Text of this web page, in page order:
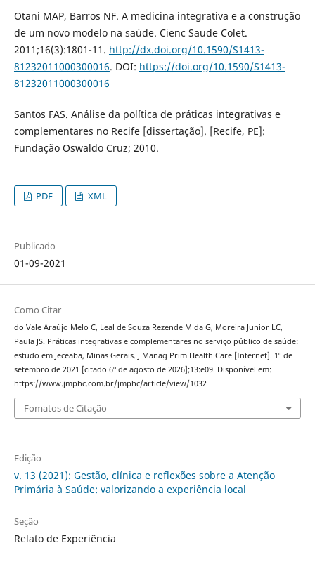
Otani MAP, Barros NF. A medicina integrativa e a construção
de um novo modelo na saúde. Cienc Saude Colet.
2011;16(3):1801-11. http://dx.doi.org/10.1590/S1413-
81232011000300016. DOI: https://doi.org/10.1590/S1413-
81232011000300016
Santos FAS. Análise da política de práticas integrativas e
complementares no Recife [dissertação]. [Recife, PE]:
Fundação Oswaldo Cruz; 2010.
PDF XML
Publicado
01-09-2021
Como Citar
do Vale Araújo Melo C, Leal de Souza Rezende M da G, Moreira Junior LC,
Paula JS. Práticas integrativas e complementares no serviço público de saúde:
estudo em Jeceaba, Minas Gerais. J Manag Prim Health Care [Internet]. 1º de
setembro de 2021 [citado 6º de agosto de 2026];13:e09. Disponível em:
https://www.jmphc.com.br/jmphc/article/view/1032
Fomatos de Citação
Edição
v. 13 (2021): Gestão, clínica e reflexões sobre a Atenção
Primária à Saúde: valorizando a experiência local
Seção
Relato de Experiência